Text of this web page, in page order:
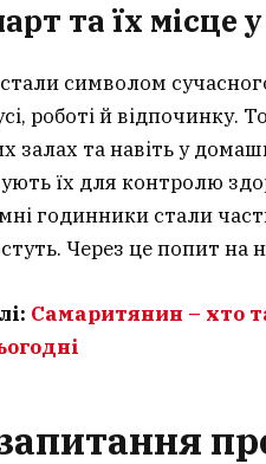
та їх місце
символом
роботі й відпочинку.
залах та навіть у
їх для контролю
годинники стали
Через це попит на
Самаритянин – хто